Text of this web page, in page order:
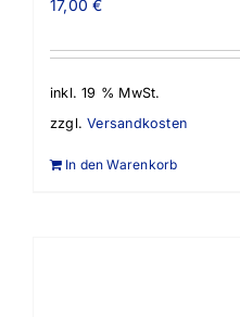
17,00€
inkl. 19 % MwSt.
zzgl.Versandkosten
In den Warenkorb